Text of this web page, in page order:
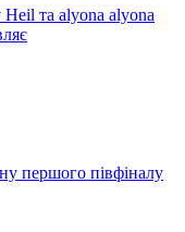
та alyona alyona
першого півфіналу